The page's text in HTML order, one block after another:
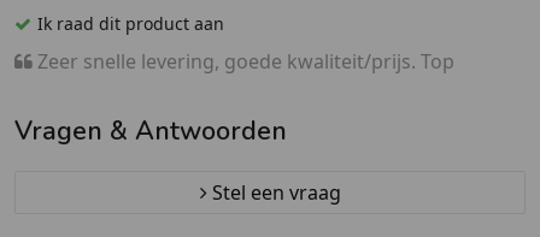
Ik raad dit product aan
Zeer snelle levering, goede kwaliteit/prijs. Top
Vragen & Antwoorden
Stel een vraag